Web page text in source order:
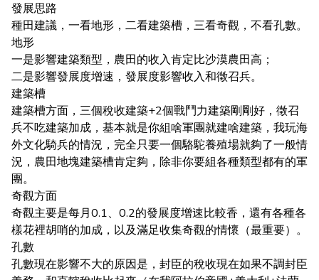
發展思路
種田建議，一看地形，二看建築槽，三看奇觀，不看孔數。
地形
一是影響建築類型，農田的收入肯定比沙漠農田高；
二是影響發展度增速，發展度影響收入和徵召兵。
建築槽
建築槽方面，三個稅收建築+2個戰鬥力建築剛剛好，徵召
兵不吃建築加成，基本就是你組啥軍團就建啥建築，我玩海
外文化騎兵的情況，完全只要一個駱駝養殖場就夠了一般情
況，農田地塊建築槽肯定夠，除非你要組各種類型都有的軍
團。
奇觀方面
奇觀主要是每月0.1、0.2的發展度增速比較香，還有各種各
樣花裡胡哨的加成，以及滿足收集奇觀的情懷（最重要）。
孔數
孔數現在影響不大的原因是，封臣的稅收現在如果不調封臣